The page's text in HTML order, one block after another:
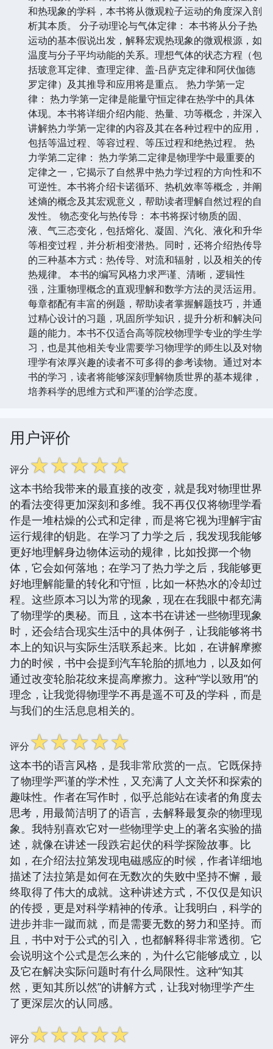
和热现象的学科，本书将从微观粒子运动的角度深入剖
析其本质。 分子动理论与气体定律： 本书将从分子热
运动的基本假说出发，解释宏观热现象的微观根源，如
温度与分子平均动能的关系。理想气体的状态方程（包
括玻意耳定律、查理定律、盖-吕萨克定律和阿伏伽德
罗定律）及其推导和应用将是重点。 热力学第一定
律： 热力学第一定律是能量守恒定律在热学中的具体
体现。本书将详细介绍内能、热量、功等概念，并深入
讲解热力学第一定律的内容及其在各种过程中的应用，
包括等温过程、等容过程、等压过程和绝热过程。 热
力学第二定律： 热力学第二定律是物理学中最重要的
定律之一，它揭示了自然界中热力学过程的方向性和不
可逆性。本书将介绍卡诺循环、热机效率等概念，并阐
述熵的概念及其宏观意义，帮助读者理解自然过程的自
发性。 物态变化与热传导： 本书将探讨物质的固、
液、气三态变化，包括熔化、凝固、汽化、液化和升华
等相变过程，并分析相变潜热。同时，还将介绍热传导
的三种基本方式：热传导、对流和辐射，以及相关的传
热规律。 本书的编写风格力求严谨、清晰，逻辑性
强，注重物理概念的直观理解和数学方法的灵活运用。
每章都配有丰富的例题，帮助读者掌握解题技巧，并通
过精心设计的习题，巩固所学知识，提升分析和解决问
题的能力。本书不仅适合高等院校物理学专业的学生学
习，也是其他相关专业需要学习物理学的师生以及对物
理学有浓厚兴趣的读者不可多得的参考读物。通过对本
书的学习，读者将能够深刻理解物质世界的基本规律，
培养科学的思维方式和严谨的治学态度。
用户评价
评分☆☆☆☆☆
这本书给我带来的最直接的改变，就是我对物理世界
的看法变得更加深刻和多维。我不再仅仅将物理学看
作是一堆枯燥的公式和定律，而是将它视为理解宇宙
运行规律的钥匙。在学习了力学之后，我发现我能够
更好地理解身边物体运动的规律，比如投掷一个物
体，它会如何落地；在学习了热力学之后，我能够更
好地理解能量的转化和守恒，比如一杯热水的冷却过
程。这些原本习以为常的现象，现在在我眼中都充满
了物理学的奥秘。而且，这本书在讲述一些物理现象
时，还会结合现实生活中的具体例子，让我能够将书
本上的知识与实际生活联系起来。比如，在讲解摩擦
力的时候，书中会提到汽车轮胎的抓地力，以及如何
通过改变轮胎花纹来提高摩擦力。这种“学以致用”的
理念，让我觉得物理学不再是遥不可及的学科，而是
与我们的生活息息相关的。
评分☆☆☆☆☆
这本书的语言风格，是我非常欣赏的一点。它既保持
了物理学严谨的学术性，又充满了人文关怀和探索的
趣味性。作者在写作时，似乎总能站在读者的角度去
思考，用最简洁明了的语言，去解释最复杂的物理现
象。我特别喜欢它对一些物理学史上的著名实验的描
述，就像在讲述一段跌宕起伏的科学探险故事。比
如，在介绍法拉第发现电磁感应的时候，作者详细地
描述了法拉第是如何在无数次的失败中坚持不懈，最
终取得了伟大的成就。这种讲述方式，不仅仅是知识
的传授，更是对科学精神的传承。让我明白，科学的
进步并非一蹴而就，而是需要无数的努力和坚持。而
且，书中对于公式的引入，也都解释得非常透彻。它
会说明这个公式是怎么来的，为什么它能够成立，以
及它在解决实际问题时有什么局限性。这种“知其
然，更知其所以然”的讲解方式，让我对物理学产生
了更深层次的认同感。
评分☆☆☆☆☆